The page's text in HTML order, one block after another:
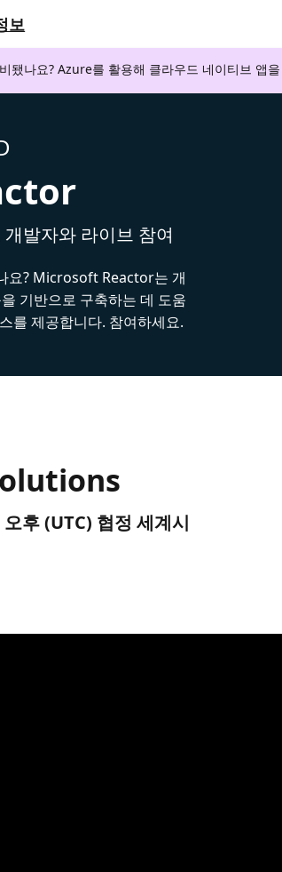
보
됐나요? Azure를 활용해 클라우드 네이티브 앱
발자와 라이브 참여
요? Microsoft Reactor는 개
기반으로 구축하는 데 도움
를 제공합니다. 참여하세요.
후 (UTC) 협정 세계시